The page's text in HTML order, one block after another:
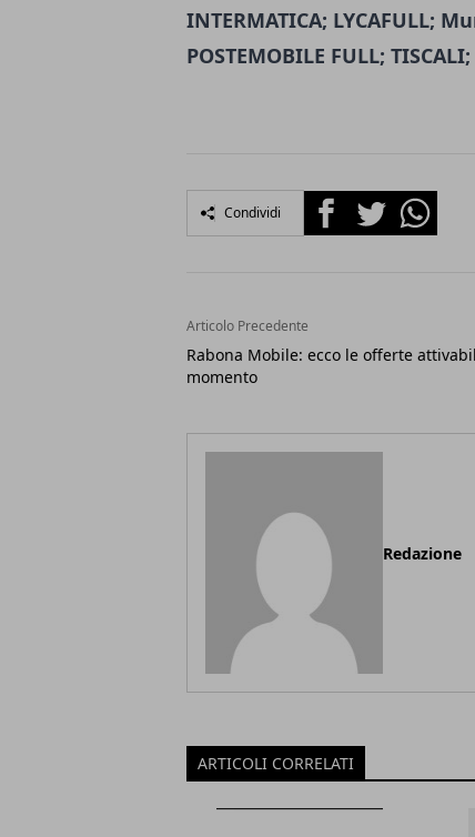
INTERMATICA; LYCAFULL;
POSTEMOBILE FULL;
Condividi FacebookTwitterWhatsapp
Articolo Precedente
Rabona Mobile: ecco le offerte
momento
Redazione
ARTICOLI CORRELATI